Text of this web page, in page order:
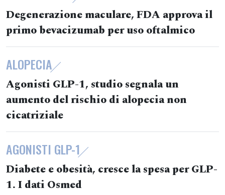
Degenerazione maculare, FDA approva il
primo bevacizumab per uso oftalmico
ALOPECIA
Agonisti GLP-1, studio segnala un
aumento del rischio di alopecia non
cicatriziale
AGONISTI GLP-1
Diabete e obesità, cresce la spesa per GLP-
1. I dati Osmed